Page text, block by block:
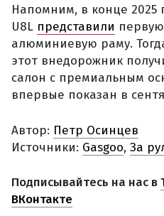
Напомним, в конце 2025
U8L представили
алюминиевую раму.
этот внедорожник
салон с премиальным
впервые показан в
Автор: Петр Осинцев
Источники: Gasgoo, За
Подписывайтесь на нас в
ВКонтакте